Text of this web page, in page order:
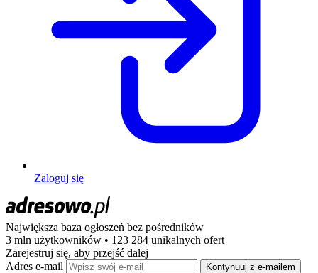
Zaloguj się
Największa baza ogłoszeń bez pośredników
3 mln użytkowników • 123 284 unikalnych ofert
Zarejestruj się, aby przejść dalej
Adres e-mail
Kontynuuj z e-mailem